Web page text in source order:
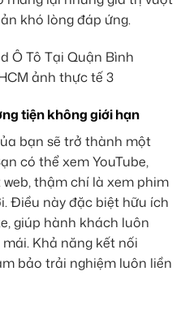
khó lòng đáp ứng.
tiện không giới hạn
bạn sẽ trở thành một
có thể xem YouTube,
thậm chí là xem phim
Điều này đặc biệt hữu ích
giúp hành khách luôn
Khả năng kết nối
bảo trải nghiệm luôn liền